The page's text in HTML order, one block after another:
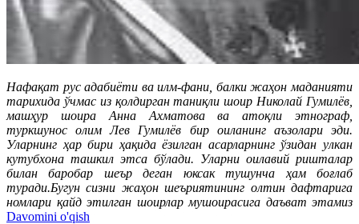
Нафақат рус адабиёти ва илм-фани, балки жаҳон маданияти
тарихида ўчмас из қолдирган таниқли шоир Николай Гумилёв,
машҳур шоира Анна Ахматова ва атоқли этнограф,
туркшунос олим Лев Гумилёв бир оиланинг аъзолари эди.
Уларнинг ҳар бири ҳақида ёзилган асарларнинг ўзидан улкан
кутубхона ташкил этса бўлади. Уларни оилавий ришталар
билан баробар шеър деган юксак тушунча ҳам боғлаб
туради.Бугун сизни жаҳон шеъриятининг олтин дафтарига
номлари қайд этилган шоирлар мушоирасига даъват этамиз
Davomini o'qish